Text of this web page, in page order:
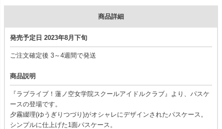
商品詳細
発売予定日 2023年8月下旬
ご注文確定後 3～4週間で発送
商品説明
『ラブライブ！蓮ノ空女学院スクールアイドルクラブ』より、パスケ
ースの登場です。
夕霧綴理(ゆうぎりつづり)がオシャレにデザインされたパスケース。
シンプルに仕上げた1面パスケース。